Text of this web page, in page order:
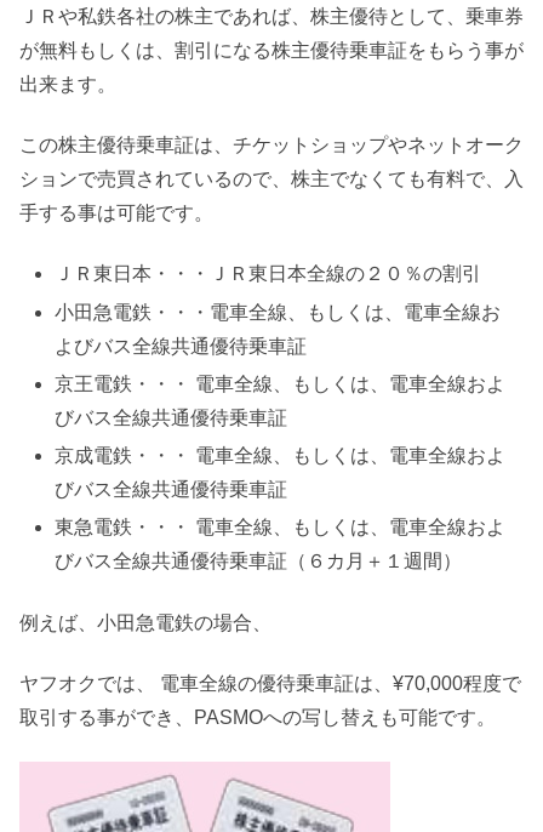
ＪＲや私鉄各社の株主であれば、株主優待として、乗車券
が無料もしくは、割引になる株主優待乗車証をもらう事が
出来ます。
この株主優待乗車証は、チケットショップやネットオーク
ションで売買されているので、株主でなくても有料で、入
手する事は可能です。
ＪＲ東日本・・・ＪＲ東日本全線の２０％の割引
小田急電鉄・・・電車全線、もしくは、電車全線お
よびバス全線共通優待乗車証
京王電鉄・・・ 電車全線、もしくは、電車全線およ
びバス全線共通優待乗車証
京成電鉄・・・ 電車全線、もしくは、電車全線およ
びバス全線共通優待乗車証
東急電鉄・・・ 電車全線、もしくは、電車全線およ
びバス全線共通優待乗車証（６カ月＋１週間）
例えば、小田急電鉄の場合、
ヤフオクでは、 電車全線の優待乗車証は、¥70,000程度で
取引する事ができ、PASMOへの写し替えも可能です。